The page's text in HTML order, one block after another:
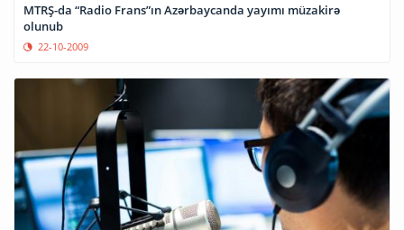
MTRŞ-da “Radio Frans”ın Azərbaycanda yayımı müzakirə
olunub
22-10-2009